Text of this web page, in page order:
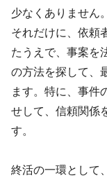
少なくありません。
それだけに、依頼
たうえで、事案を
の方法を探して、
ます。特に、事件
せして、信頼関係
す。
終活の一環として